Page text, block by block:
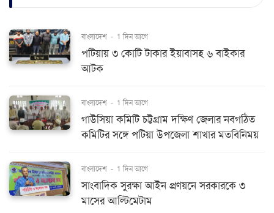
বাংলাদেশ - 1 দিন আগে
পটিয়ায় ৩ কোটি টাকার ইয়াবাসহ ৬ বাইকার
আটক
বাংলাদেশ - 1 দিন আগে
গাউসিয়া কমিটি চট্টগ্রাম দক্ষিণ জেলার নবগঠিত
কমিটির সঙ্গে পটিয়া উপজেলা শাখার মতবিনিময়
বাংলাদেশ - 1 দিন আগে
সাংবাদিক সুরক্ষা আইন প্রণয়নে সরকারকে ৩
মাসের আল্টিমেটাম